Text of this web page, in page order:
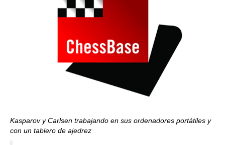
Kasparov y Carlsen trabajando en sus ordenadores portátiles y
con un tablero de ajedrez